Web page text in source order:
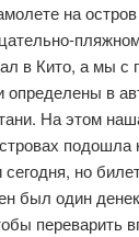
на
в Кито, а мы с
определены в
На этом
сегодня, но
был один
переварить